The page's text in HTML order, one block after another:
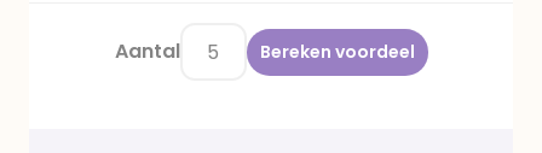
Aantal Bereken voordeel